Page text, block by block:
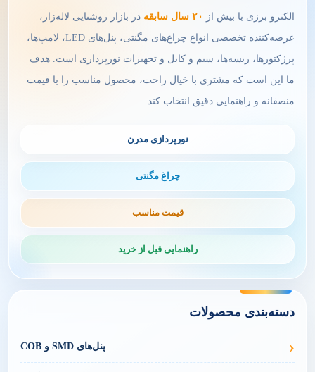
الکترو برزی با بیش از ۲۰ سال سابقه
در بازار روشنایی لاله‌زار،
عرضه‌کننده تخصصی انواع چراغ‌های مگنتی، پنل‌های LED، لامپ‌ها،
پرژکتورها، ریسه‌ها، سیم و کابل و تجهیزات نورپردازی است. هدف
ما این است که مشتری با خیال راحت، محصول مناسب را با قیمت
منصفانه و راهنمایی دقیق انتخاب کند.
نورپردازی مدرن
چراغ مگنتی
قیمت مناسب
راهنمایی قبل از خرید
دسته‌بندی محصولات
پنل‌های SMD و COB